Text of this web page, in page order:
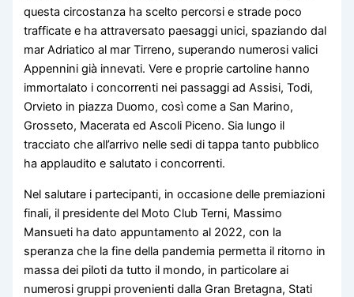
questa circostanza ha scelto percorsi e strade poco
trafficate e ha attraversato paesaggi unici, spaziando dal
mar Adriatico al mar Tirreno, superando numerosi valici
Appennini già innevati. Vere e proprie cartoline hanno
immortalato i concorrenti nei passaggi ad Assisi, Todi,
Orvieto in piazza Duomo, così come a San Marino,
Grosseto, Macerata ed Ascoli Piceno. Sia lungo il
tracciato che all’arrivo nelle sedi di tappa tanto pubblico
ha applaudito e salutato i concorrenti.
Nel salutare i partecipanti, in occasione delle premiazioni
finali, il presidente del Moto Club Terni, Massimo
Mansueti ha dato appuntamento al 2022, con la
speranza che la fine della pandemia permetta il ritorno in
massa dei piloti da tutto il mondo, in particolare ai
numerosi gruppi provenienti dalla Gran Bretagna, Stati